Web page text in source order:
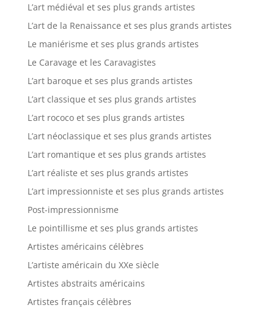
L’art médiéval et ses plus grands artistes
L’art de la Renaissance et ses plus grands artistes
Le maniérisme et ses plus grands artistes
Le Caravage et les Caravagistes
L’art baroque et ses plus grands artistes
L’art classique et ses plus grands artistes
L’art rococo et ses plus grands artistes
L’art néoclassique et ses plus grands artistes
L’art romantique et ses plus grands artistes
L’art réaliste et ses plus grands artistes
L’art impressionniste et ses plus grands artistes
Post-impressionnisme
Le pointillisme et ses plus grands artistes
Artistes américains célèbres
L’artiste américain du XXe siècle
Artistes abstraits américains
Artistes français célèbres